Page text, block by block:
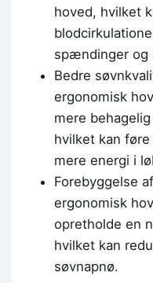
hoved, hvilket
spændinger og
Bedre
ergonomisk
mere
hvilket kan
mere energi i
Forebyggelse
ergonomisk
opretholde en
hvilket kan
søvnapnø.